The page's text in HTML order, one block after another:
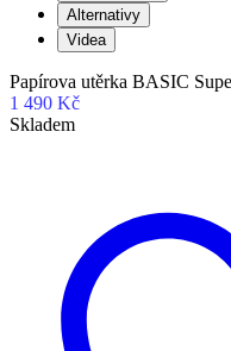
Alternativy
Videa
Papírova utěrka BASIC
1 490 Kč
Skladem